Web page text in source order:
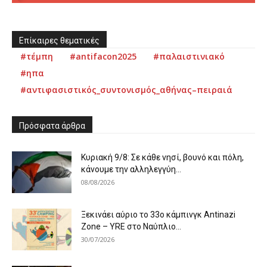
Επίκαιρες θεματικές
#τέμπη #antifacon2025
#παλαιστινιακό
#ηπα
#αντιφασιστικός_συντονισμός_αθήνας–πειραιά
Πρόσφατα άρθρα
Κυριακή 9/8: Σε κάθε νησί, βουνό και πόλη,
κάνουμε την αλληλεγγύη...
08/08/2026
Ξεκινάει αύριο το 33ο κάμπινγκ Antinazi
Zone – YRE στο Ναύπλιο...
30/07/2026